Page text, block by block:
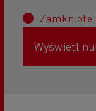
Zamknięte
Wyświetl